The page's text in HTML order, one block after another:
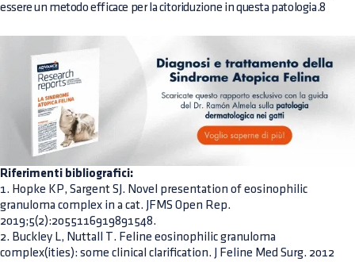
essere un metodo efficace per la citoriduzione in questa patologia.8
Riferimenti bibliografici:
1. Hopke KP, Sargent SJ. Novel presentation of eosinophilic
granuloma complex in a cat. JFMS Open Rep.
2019;5(2):2055116919891548.
2. Buckley L, Nuttall T. Feline eosinophilic granuloma
complex(ities): some clinical clarification. J Feline Med Surg. 2012